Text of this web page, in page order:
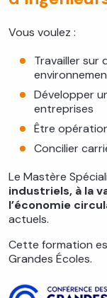
Vous voulez :
Travailler sur
Développer
entreprises
Être
Concilier
Le Mastère
industriels, à la
l’économie
actuels.
Cette formation
Grandes Écoles.